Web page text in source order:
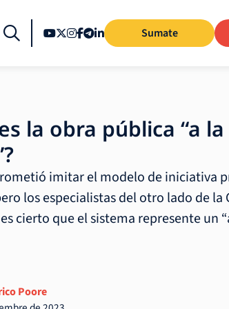
Sumate
la obra pública “a la
imitar el modelo de iniciativa
los especialistas del otro lado de la
cierto que el sistema represente un
Poore